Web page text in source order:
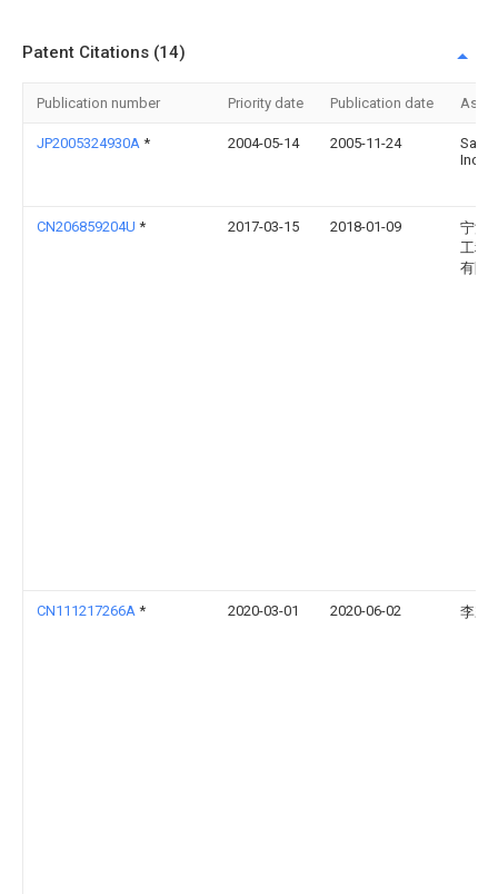
Patent Citations (14)
Publication number Priority date Publication date
JP2005324930A * 2004-05-14 2005-11-24
Inc
CN206859204U * 2017-03-15 2018-01-09
宁波
工程
有限
CN111217266A * 2020-03-01 2020-06-02 李宗